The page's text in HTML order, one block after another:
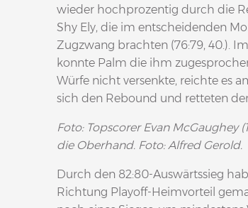
wieder hochprozentig durch die
Shy Ely, die im entscheidenden
Zugzwang brachten (76:79, 40.).
konnte Palm die ihm
Würfe nicht versenkte, reichte es
sich den Rebound und retteten
Foto: Topscorer Evan
die Oberhand. Foto: Alfred Gerold.
Durch den 82:80-Auswärtssieg
Richtung Playoff-Heimvorteil